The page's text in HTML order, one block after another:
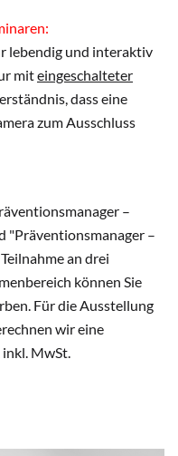
lebendig und interaktiv
miteingeschalteter
dass eine
zum Ausschluss
–
"Präventionsmanager –
an drei
können Sie
Für die Ausstellung
wir eine
MwSt.